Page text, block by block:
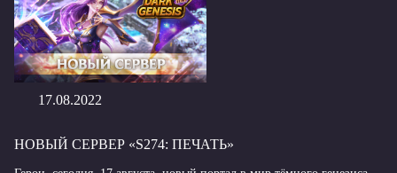
17.08.2022
НОВЫЙ СЕРВЕР «S274: ПЕЧАТЬ»